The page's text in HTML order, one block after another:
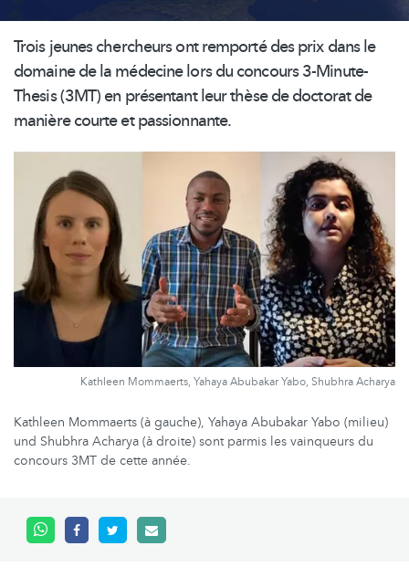
Trois jeunes chercheurs ont remporté des prix dans le
domaine de la médecine lors du concours3-Minute-
Thesis(3MT) en présentant leur thèse de doctorat de
manière courte et passionnante.
Kathleen Mommaerts, Yahaya Abubakar Yabo, Shubhra Acharya
Kathleen Mommaerts (à gauche), Yahaya Abubakar Yabo (milieu)
und Shubhra Acharya (à droite) sont parmis les vainqueurs du
concours 3MT de cette année.